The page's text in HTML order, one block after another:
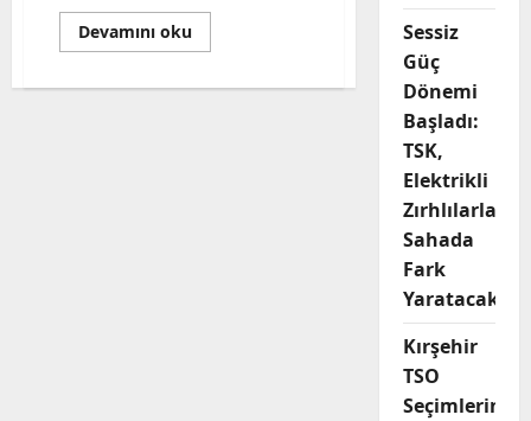
Devamını okuRead
more
Savaş
Sessiz
Güç
Dönemi
Başladı:
TSK,
Elektrikli
Zırhlılarla
Sahada
Fark
Yaratacak
Kırşehir
TSO
Seçimlerine